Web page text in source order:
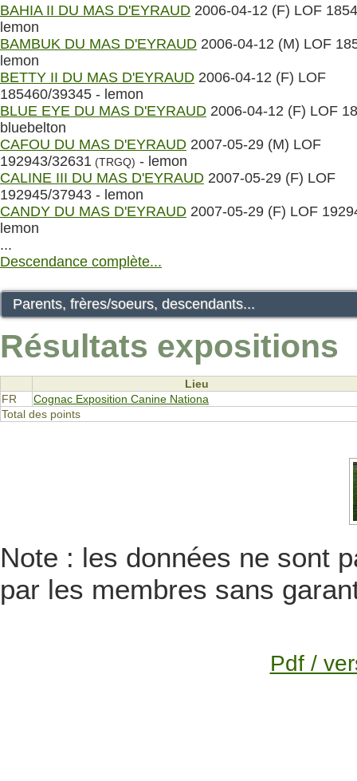
BAHIA II DU MAS D'EYRAUD 2006-04-12 (F) LOF
lemon
BAMBUK DU MAS D'EYRAUD 2006-04-12 (M) LOF
lemon
BETTY II DU MAS D'EYRAUD 2006-04-12 (F) LOF
185460/39345 - lemon
BLUE EYE DU MAS D'EYRAUD 2006-04-12 (F) LOF
bluebelton
CAFOU DU MAS D'EYRAUD 2007-05-29 (M) LOF
192943/32631 (TRGQ) - lemon
CALINE III DU MAS D'EYRAUD 2007-05-29 (F) LOF
192945/37943 - lemon
CANDY DU MAS D'EYRAUD 2007-05-29 (F) LOF
lemon
...
Descendance complète...
Parents, frères/soeurs, descendants...
Résultats expositions
Lieu
FR
Cognac Exposition Canine Nationa
Total des points
Note : les données ne sont
par les membres sans
Pdf /